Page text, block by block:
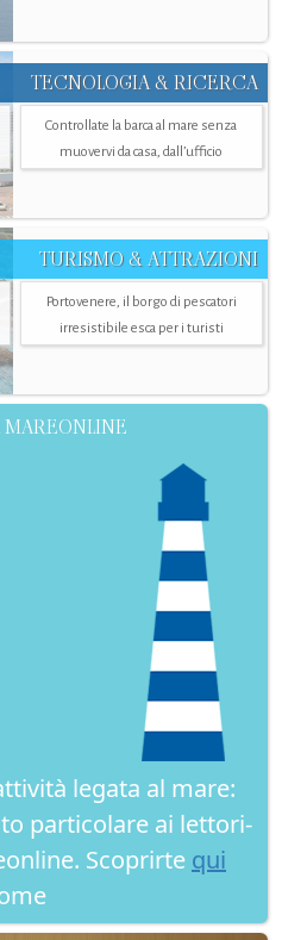
TECNOLOGIA & RICERCA
Controllate la barca al mare senza
muovervi da casa, dall’ufficio
TURISMO & ATTRAZIONI
Portovenere, il borgo di pescatori
irresistibile esca per i turisti
legata al mare:
particolare ai lettori-
Scoprirte qui